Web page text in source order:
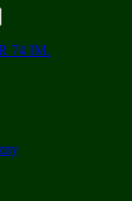
74 IM.